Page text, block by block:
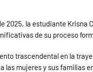
2025, la estudiante Krisna
de su proceso
trascendental en la
las mujeres y sus familias